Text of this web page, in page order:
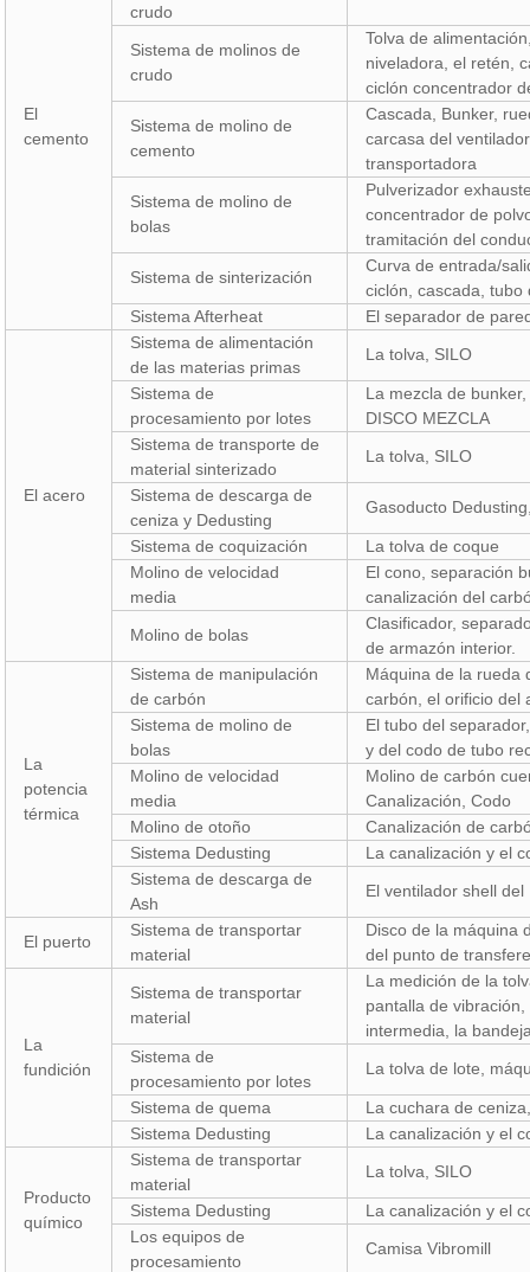
El
cemento
crudo
Sistema de molinos de
crudo
Tolva de
niveladora, el retén,
ciclón concentrador
Sistema de molino de
cemento
Cascada, Bunker,
carcasa del
transportadora
Sistema de molino de
bolas
Pulverizador
concentrador de
tramitación del
Sistema de sinterización
Curva de entrada/
ciclón, cascada,
Sistema Afterheat
El separador de
El acero
Sistema de alimentación
de las materias primas
La tolva, SILO
Sistema de
procesamiento por lotes
La mezcla de
DISCO MEZCLA
Sistema de transporte de
material sinterizado
La tolva, SILO
Sistema de descarga de
ceniza y Dedusting
Gasoducto
Sistema de coquización
La tolva de coque
Molino de velocidad
media
El cono, separación
canalización del
Molino de bolas
Clasificador,
de armazón interior.
La
potencia
térmica
Sistema de manipulación
de carbón
Máquina de la rueda
carbón, el orificio del
Sistema de molino de
bolas
El tubo del
y del codo de tubo
Molino de velocidad
media
Molino de carbón
Canalización, Codo
Molino de otoño
Canalización de
Sistema Dedusting
La canalización y el
Sistema de descarga de
Ash
El ventilador shell
El puerto
Sistema de transportar
material
Disco de la máquina
del punto de
La
fundición
Sistema de transportar
material
La medición de la
pantalla de
intermedia, la
Sistema de
procesamiento por lotes
La tolva de lote,
Sistema de quema
La cuchara de
Sistema Dedusting
La canalización y el
Producto
químico
Sistema de transportar
material
La tolva, SILO
Sistema Dedusting
La canalización y el
Los equipos de
procesamiento
Camisa Vibromill